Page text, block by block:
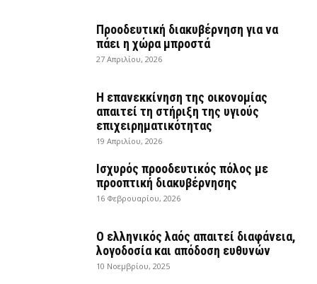
Προοδευτική διακυβέρνηση για να
πάει η χώρα μπροστά
27 Απριλίου, 2026
Η επανεκκίνηση της οικονομίας
απαιτεί τη στήριξη της υγιούς
επιχειρηματικότητας
19 Απριλίου, 2026
Ισχυρός προοδευτικός πόλος με
προοπτική διακυβέρνησης
16 Φεβρουαρίου, 2026
Ο ελληνικός λαός απαιτεί διαφάνεια,
λογοδοσία και απόδοση ευθυνών
10 Νοεμβρίου, 2025